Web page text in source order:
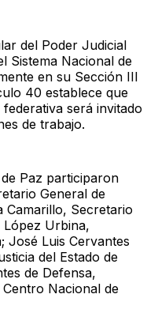
del Poder Judicial
Sistema Nacional de
en su Sección III
40 establece que
será invitado
de trabajo.
Paz participaron
General de
Camarillo, Secretario
López Urbina,
José Luis Cervantes
del Estado de
de Defensa,
Nacional de